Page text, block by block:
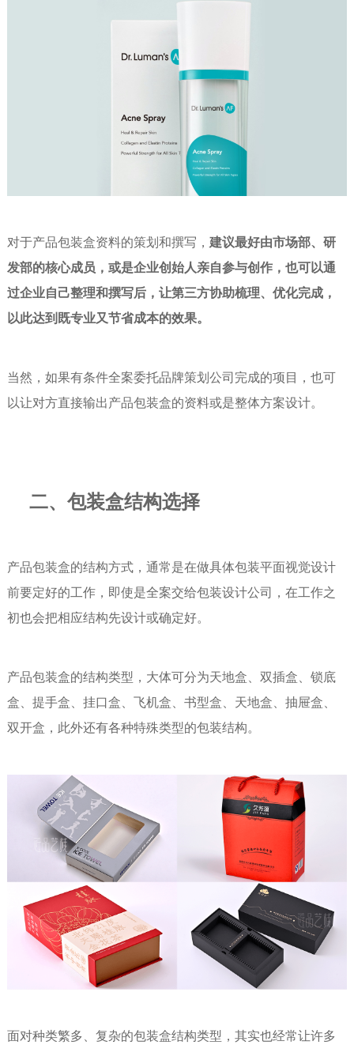
对于产品包装盒资料的策划和撰写，建议最好由市场部、研
发部的核心成员，或是企业创始人亲自参与创作，也可以通
过企业自己整理和撰写后，让第三方协助梳理、优化完成，
以此达到既专业又节省成本的效果。
当然，如果有条件全案委托品牌策划公司完成的项目，也可
以让对方直接输出产品包装盒的资料或是整体方案设计。
二、包装盒结构选择
产品包装盒的结构方式，通常是在做具体包装平面视觉设计
前要定好的工作，即使是全案交给包装设计公司，在工作之
初也会把相应结构先设计或确定好。
产品包装盒的结构类型，大体可分为天地盒、双插盒、锁底
盒、提手盒、挂口盒、飞机盒、书型盒、天地盒、抽屉盒、
双开盒，此外还有各种特殊类型的包装结构。
面对种类繁多、复杂的包装盒结构类型，其实也经常让许多